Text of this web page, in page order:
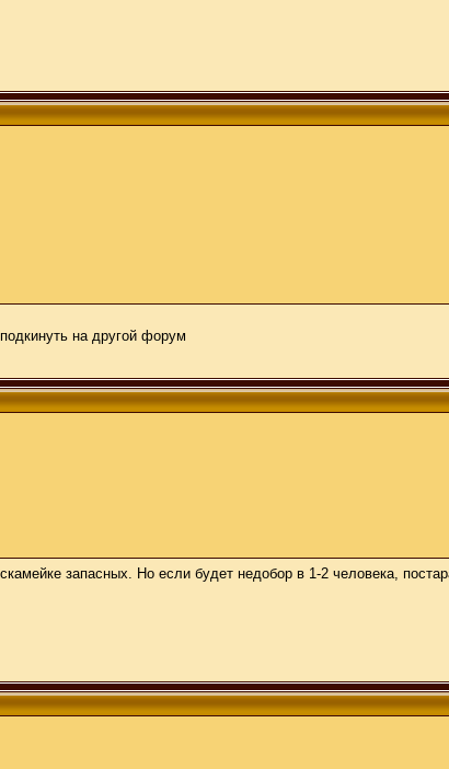
на другой форум
запасных. Но если будет недобор в 1-2 человека,